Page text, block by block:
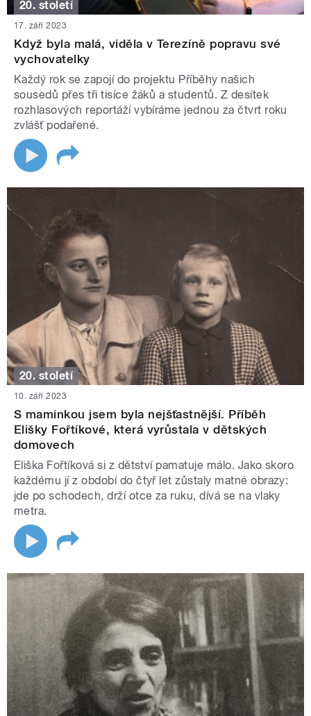
20. století
17. září 2023
Když byla malá, viděla v Terezíně popravu své
vychovatelky
Každý rok se zapojí do projektu Příběhy našich
sousedů přes tři tisíce žáků a studentů. Z desítek
rozhlasových reportáží vybíráme jednou za čtvrt roku
zvlášť podařené.
20. století
10. září 2023
S maminkou jsem byla nejšťastnější. Příběh
Elišky Fořtíkové, která vyrůstala v dětských
domovech
Eliška Fořtíková si z dětství pamatuje málo. Jako skoro
každému jí z období do čtyř let zůstaly matné obrazy:
jde po schodech, drží otce za ruku, dívá se na vlaky
metra.